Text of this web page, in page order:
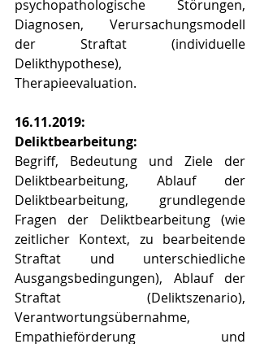
psychopathologische Störungen,
Diagnosen, Verursachungsmodell
der Straftat (individuelle
Delikthypothese),
Therapieevaluation.
16.11.2019:
Deliktbearbeitung:
Begriff, Bedeutung und Ziele der
Deliktbearbeitung, Ablauf der
Deliktbearbeitung, grundlegende
Fragen der Deliktbearbeitung (wie
zeitlicher Kontext, zu bearbeitende
Straftat und unterschiedliche
Ausgangsbedingungen), Ablauf der
Straftat (Deliktszenario),
Verantwortungsübernahme,
Empathieförderung und